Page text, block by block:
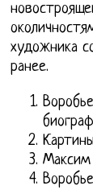
художника
ранее.
Максим